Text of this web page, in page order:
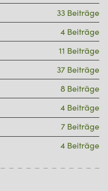
33 Beiträge
4 Beiträge
11 Beiträge
37 Beiträge
8 Beiträge
4 Beiträge
7 Beiträge
4 Beiträge